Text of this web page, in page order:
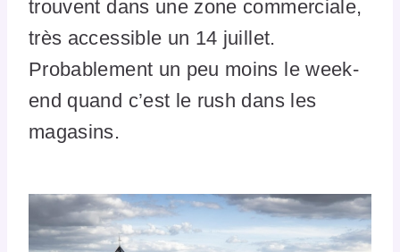
trouvent dans une zone commerciale,
très accessible un 14 juillet.
Probablement un peu moins le week-
end quand c’est le rush dans les
magasins.